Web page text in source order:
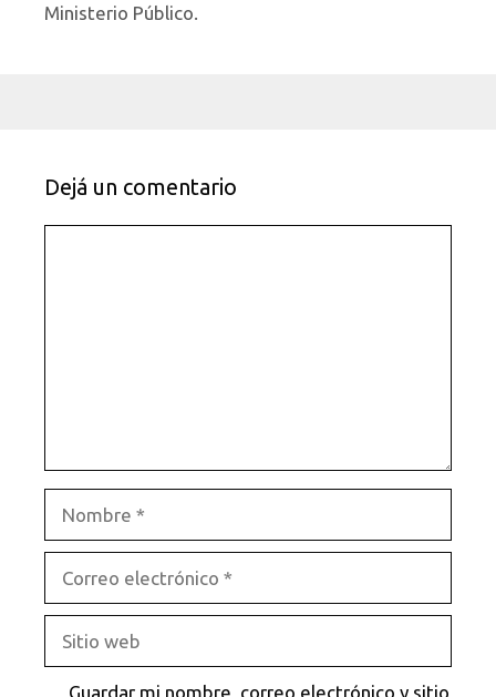
Ministerio Público.
Dejá un comentario
electrónico
web
Guardar mi nombre, correo electrónico y sitio